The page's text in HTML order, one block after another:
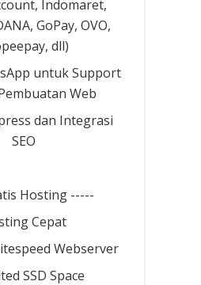
Indomaret,
GoPay, OVO,
dll)
untuk Support
Web
dan Integrasi
SEO
Hosting -----
Cepat
Webserver
SSD Space